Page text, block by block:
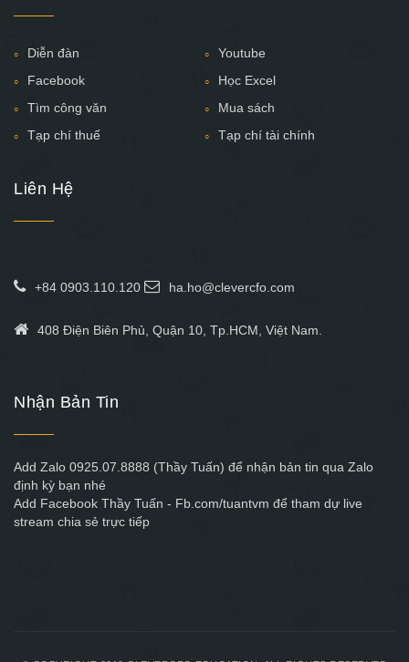
Diễn đàn
Youtube
Facebook
Học Excel
Tìm công văn
Mua sách
Tạp chí thuế
Tạp chí tài chính
Liên Hệ
+84 0903.110.120 ha.ho@clevercfo.com
408 Điện Biên Phủ, Quận 10, Tp.HCM, Việt Nam.
Nhận Bản Tin
Add Zalo 0925.07.8888 (Thầy Tuấn) để nhận bản tin qua Zalo
định kỳ bạn nhé
Add Facebook Thầy Tuấn - Fb.com/tuantvm để tham dự live
stream chia sẻ trực tiếp